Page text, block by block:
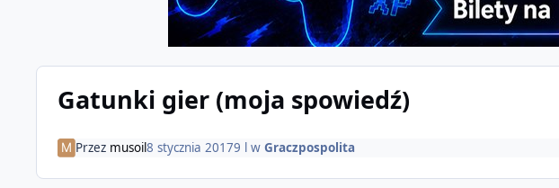
Gatunki gier (moja spowiedź)
Przez musoil8 stycznia 20179 lwGraczpospolita